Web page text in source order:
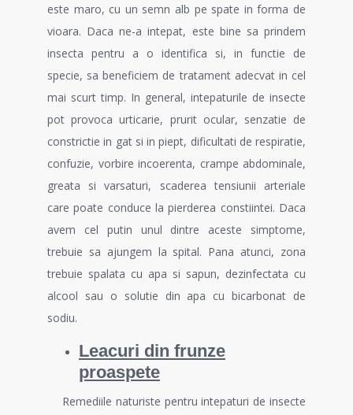
este maro, cu un semn alb pe spate in forma de
vioara. Daca ne-a intepat, este bine sa prindem
insecta pentru a o identifica si, in functie de
specie, sa beneficiem de tratament adecvat in cel
mai scurt timp. In general, intepaturile de insecte
pot provoca urticarie, prurit ocular, senzatie de
constrictie in gat si in piept, dificultati de respiratie,
confuzie, vorbire incoerenta, crampe abdominale,
greata si varsaturi, scaderea tensiunii arteriale
care poate conduce la pierderea constiintei. Daca
avem cel putin unul dintre aceste simptome,
trebuie sa ajungem la spital. Pana atunci, zona
trebuie spalata cu apa si sapun, dezinfectata cu
alcool sau o solutie din apa cu bicarbonat de
sodiu.
Leacuri din frunze
proaspete
Remediile naturiste pentru intepaturi de insecte